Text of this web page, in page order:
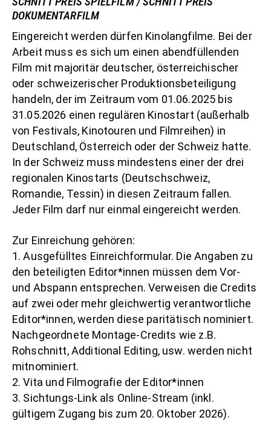
DOKUMENTARFILM
Eingereicht werden dürfen Kinolangfilme. Bei der
Arbeit muss es sich um einen abendfüllenden
Film mit majoritär deutscher, österreichischer
oder schweizerischer Produktionsbeteiligung
handeln, der im Zeitraum vom 01.06.2025 bis
31.05.2026 einen regulären Kinostart (außerhalb
von Festivals, Kinotouren und Filmreihen) in
Deutschland, Österreich oder der Schweiz hatte.
In der Schweiz muss mindestens einer der drei
regionalen Kinostarts (Deutschschweiz,
Romandie, Tessin) in diesen Zeitraum fallen.
Jeder Film darf nur einmal eingereicht werden.
Zur Einreichung gehören:
1. Ausgefülltes Einreichformular. Die Angaben zu
den beteiligten Editor*innen müssen dem Vor-
und Abspann entsprechen. Verweisen die Credits
auf zwei oder mehr gleichwertig verantwortliche
Editor*innen, werden diese paritätisch nominiert.
Nachgeordnete Montage-Credits wie z.B.
Rohschnitt, Additional Editing, usw. werden nicht
mitnominiert.
2. Vita und Filmografie der Editor*innen
3. Sichtungs-Link als Online-Stream (inkl.
gültigem Zugang bis zum 20. Oktober 2026).